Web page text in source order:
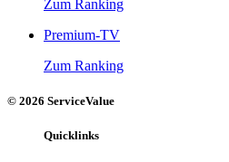
Zum Ranking
Premium-TV
Zum Ranking
© 2026 ServiceValue
Quicklinks